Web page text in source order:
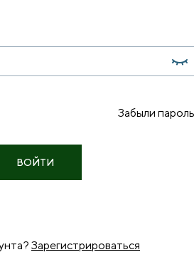
Забыли
ВОЙТИ
Зарегистрироваться